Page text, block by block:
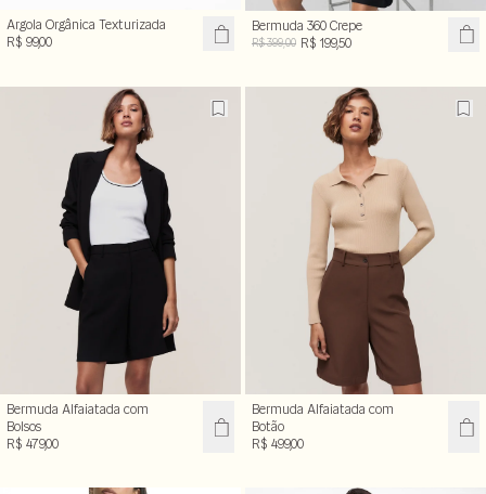
Argola Orgânica Texturizada
R$ 99,00
Bermuda 360 Crepe
R$ 399,00 R$ 199,50
Bermuda Alfaiatada com
Bolsos
R$ 479,00
Bermuda Alfaiatada com
Botão
R$ 499,00